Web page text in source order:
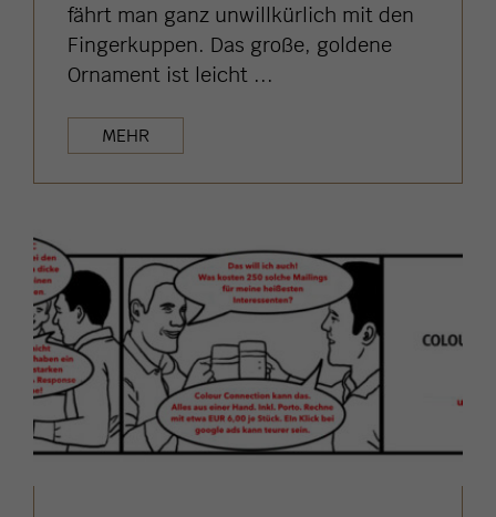
fährt man ganz unwillkürlich mit den
Fingerkuppen. Das große, goldene
Ornament ist leicht ...
MEHR